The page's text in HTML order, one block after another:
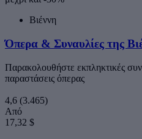
Βιέννη
Όπερα & Συναυλίες της
Παρακολουθήστε εκπληκτικές
παραστάσεις όπερας
4,6 (3.465)
Από
17,32 $